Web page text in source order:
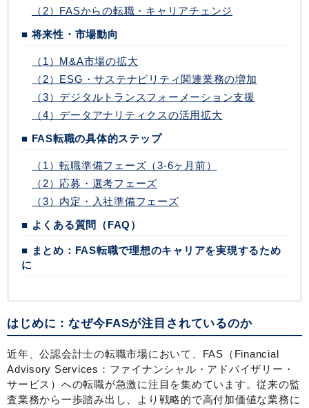
（2）FASからの転職・キャリアチェンジ
■ 将来性・市場動向
（1）M&A市場の拡大
（2）ESG・サステナビリティ関連業務の増加
（3）デジタルトランスフォーメーション支援
（4）データアナリティクスの活用拡大
■ FAS転職の具体的ステップ
（1）転職準備フェーズ（3-6ヶ月前）
（2）応募・選考フェーズ
（3）内定・入社準備フェーズ
■ よくある質問（FAQ）
■ まとめ：FAS転職で理想のキャリアを実現するため
に
はじめに：なぜ今FASが注目されているのか
近年、公認会計士の転職市場において、FAS（Financial
Advisory Services：ファイナンシャル・アドバイザリー・
サービス）への転職が急激に注目を集めています。従来の監
査業務から一歩踏み出し、より戦略的で高付加価値な業務に